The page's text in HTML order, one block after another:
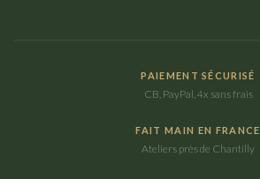
PAIEMENT SÉCURISÉ
CB, PayPal, 4x sans frais
FAIT MAIN EN FRANCE
Ateliers près de Chantilly